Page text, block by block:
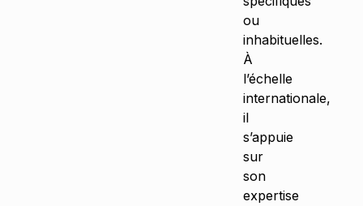
ou
inhabituelles.
À
l’échelle
internationale,
il
s’appuie
sur
son
expertise